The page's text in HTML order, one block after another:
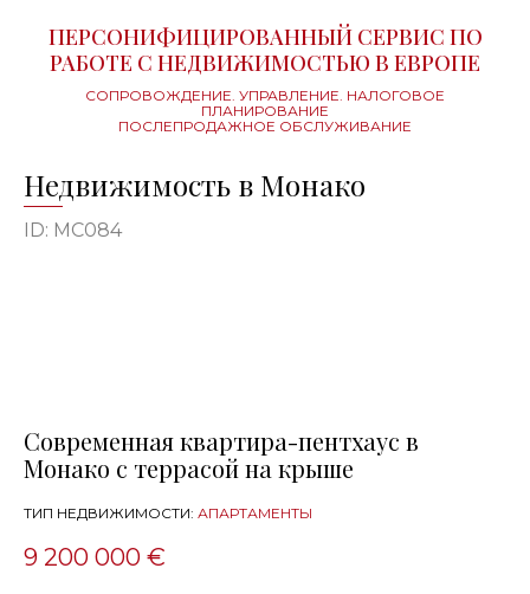
ПЕРСОНИФИЦИРОВАННЫЙ СЕРВИС ПО
РАБОТЕ С НЕДВИЖИМОСТЬЮ В ЕВРОПЕ
СОПРОВОЖДЕНИЕ. УПРАВЛЕНИЕ. НАЛОГОВОЕ
ПЛАНИРОВАНИЕ
ПОСЛЕПРОДАЖНОЕ ОБСЛУЖИВАНИЕ
Недвижимость в Монако
ID: MC084
Современная квартира-пентхаус в
Монако с террасой на крыше
ТИП НЕДВИЖИМОСТИ: АПАРТАМЕНТЫ
9 200 000 €